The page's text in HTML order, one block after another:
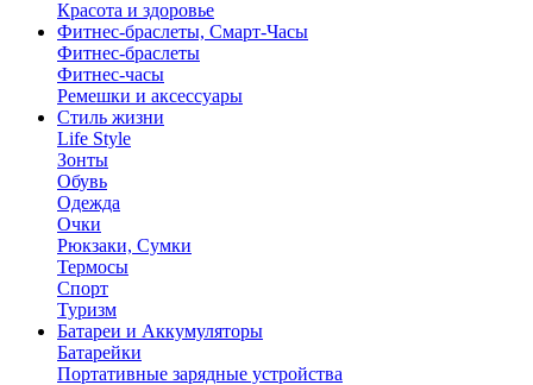
Красота и здоровье
Фитнес-браслеты, Смарт-Часы
Фитнес-браслеты
Фитнес-часы
Ремешки и аксессуары
Стиль жизни
Life Style
Зонты
Обувь
Одежда
Очки
Рюкзаки, Сумки
Термосы
Спорт
Туризм
Батареи и Аккумуляторы
Батарейки
Портативные зарядные устройства